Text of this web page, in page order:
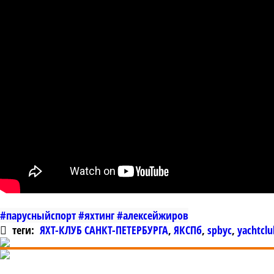
#парусныйспорт#яхтинг#алексейжиров
теги: ЯХТ-КЛУБ САНКТ-ПЕТЕРБУРГА, ЯКСПб, spbyc,